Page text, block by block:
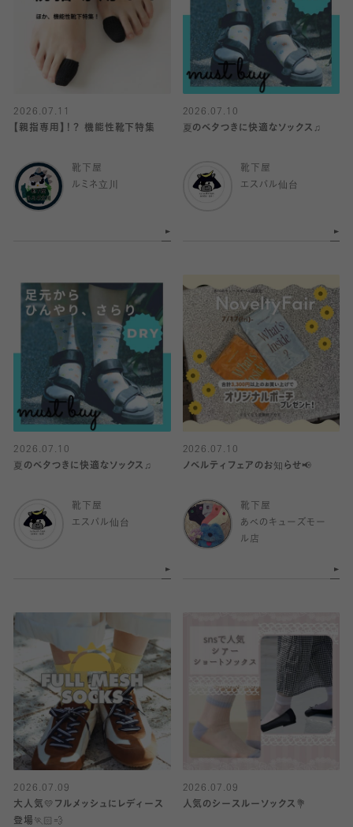
2026.07.11
【親指専用】！？ 機能性靴下特集
靴下屋
ルミネ立川
2026.07.10
夏のベタつきに快適なソックス♫
靴下屋
エスパル仙台
2026.07.10
夏のベタつきに快適なソックス♫
靴下屋
エスパル仙台
2026.07.10
ノベルティフェアのお知らせ📢
靴下屋
あべのキューズモー
ル店
2026.07.09
大人気💛フルメッシュにレディース
登場🏃🏻💨
2026.07.09
人気のシースルーソックス💐